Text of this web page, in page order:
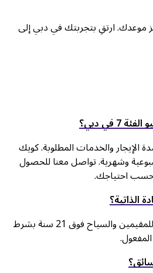
موعدك. ارتقِ بتجربتك في دبي إلى
7 في دبي؟
الإيجار والخدمات المطلوبة. كويك
وشهرية. تواصل معنا للحصول
احتياجك.
الذاتية؟
نعم، متاحة للقيادة الذاتية للمقيمين والسياح فوق 21 سنة بشرط